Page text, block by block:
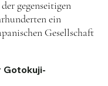
gegenseitigen
ein
Gesellschaft
Gotokuji-